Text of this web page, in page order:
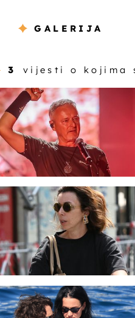
GALERIJA
3 vijesti o kojima